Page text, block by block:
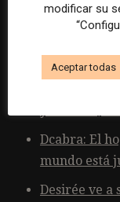
(RED/
(GK)
A los
Dcabra: El
mundo está
Desirée ve a
modificar su
Aceptar todas